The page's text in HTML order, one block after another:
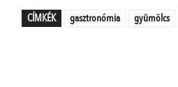
CÍMKÉK gasztronómia gyümölcs